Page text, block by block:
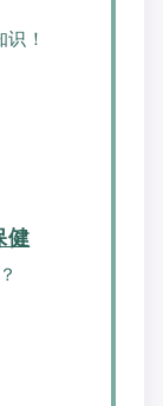
！
健